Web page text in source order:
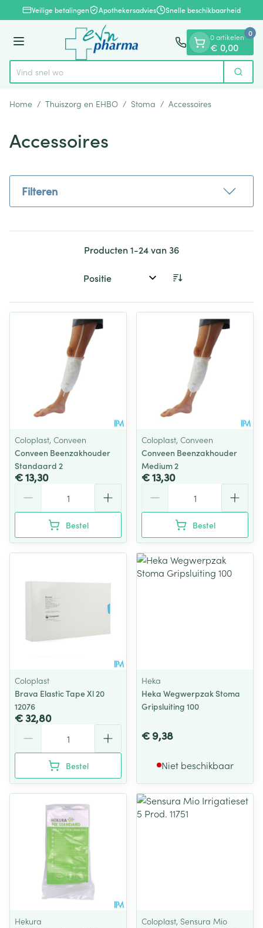
Ga naar de inhoud
1 van 1Veilige betalingen Apothekersadvies Snelle beschikbaarheid
Menu
Product, merk, categorie...
Vind snel wondverzor Zoek
0 artikelen
€ 0,00
0
Home / Thuiszorg en EHBO / Stoma / Accessoires
Accessoires
Filteren
Producten1-24van36
Sorteer op:
Coloplast, Conveen
Conveen Beenzakhouder
Standaard 2
€ 13,30
Bestel
Coloplast, Conveen
Conveen Beenzakhouder
Medium 2
€ 13,30
Bestel
Coloplast
Brava Elastic Tape Xl 20
12076
€ 32,80
Bestel
Heka
Heka Wegwerpzak Stoma
Gripsluiting 100
€ 9,38
Niet beschikbaar
Hekura
Coloplast, Sensura Mio